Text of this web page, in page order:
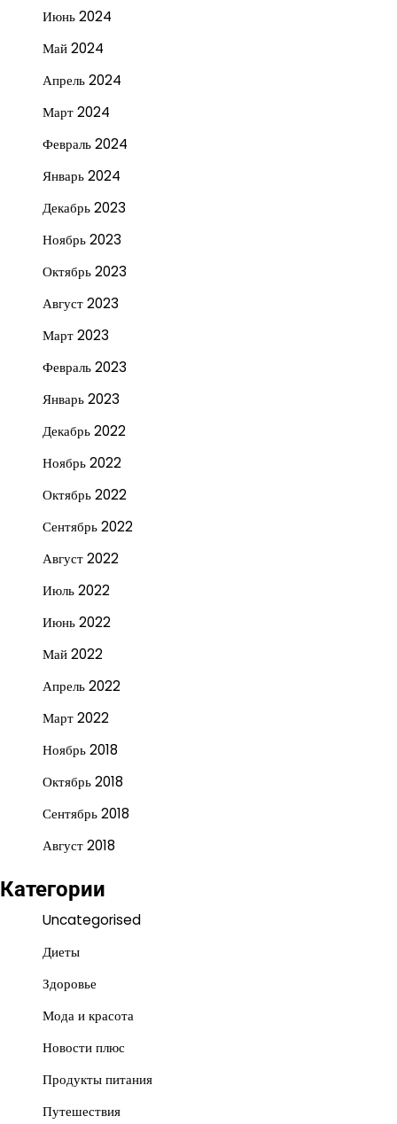
Июнь 2024
Май 2024
Апрель 2024
Март 2024
Февраль 2024
Январь 2024
Декабрь 2023
Ноябрь 2023
Октябрь 2023
Август 2023
Март 2023
Февраль 2023
Январь 2023
Декабрь 2022
Ноябрь 2022
Октябрь 2022
Сентябрь 2022
Август 2022
Июль 2022
Июнь 2022
Май 2022
Апрель 2022
Март 2022
Ноябрь 2018
Октябрь 2018
Сентябрь 2018
Август 2018
Категории
Uncategorised
Диеты
Здоровье
Мода и красота
Новости плюс
Продукты питания
Путешествия